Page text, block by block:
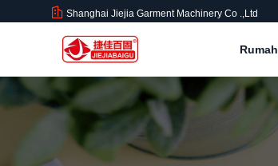
Shanghai Jiejia Garment Machinery Co .,ltd
Rumah